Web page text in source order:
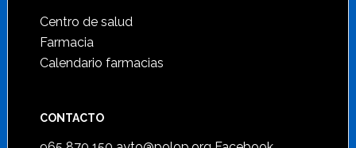
Centro de salud
Farmacia
Calendario farmacias
CONTACTO